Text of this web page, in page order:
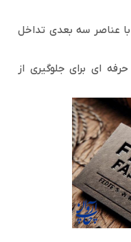
عناصر سه بعدی تداخل
ای برای جلوگیری از